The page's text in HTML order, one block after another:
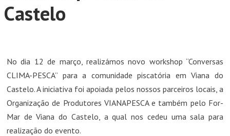
Castelo
No dia 12 de março, realizámos novo workshop “Conversas
CLIMA-PESCA” para a comunidade piscatória em Viana do
Castelo. A iniciativa foi apoiada pelos nossos parceiros locais, a
Organização de Produtores VIANAPESCA e também pelo For-
Mar de Viana do Castelo, a qual nos cedeu uma sala para
realização do evento.